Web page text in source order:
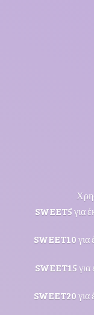
SWEET5 για
SWEET10 για
SWEET15 για
SWEET20 για